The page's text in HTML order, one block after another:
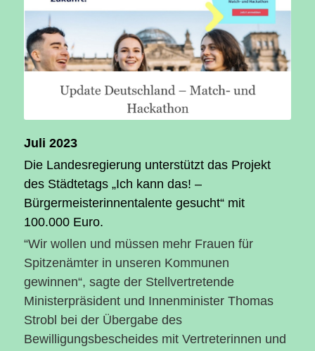
Juli 2023
Die Landesregierung unterstützt das Projekt
des Städtetags „Ich kann das! –
Bürgermeisterinnentalente gesucht“ mit
100.000 Euro.
“Wir wollen und müssen mehr Frauen für
Spitzenämter in unseren Kommunen
gewinnen“, sagte der Stellvertretende
Ministerpräsident und Innenminister Thomas
Strobl bei der Übergabe des
Bewilligungsbescheides mit Vertreterinnen und